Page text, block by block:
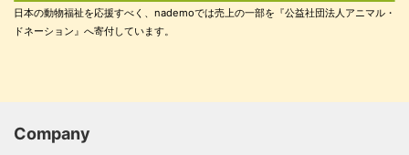
日本の動物福祉を応援すべく、nademoでは売上の一部を『公益社団法人アニマル・
ドネーション』へ寄付しています。
Company